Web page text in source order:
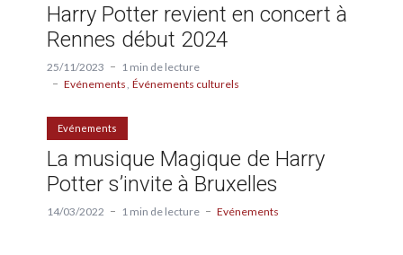
Harry Potter revient en concert à
Rennes début 2024
25/11/2023
1 min de lecture
Evénements Événements culturels
Evénements
La musique Magique de Harry
Potter s’invite à Bruxelles
14/03/2022 1 min de lecture Evénements